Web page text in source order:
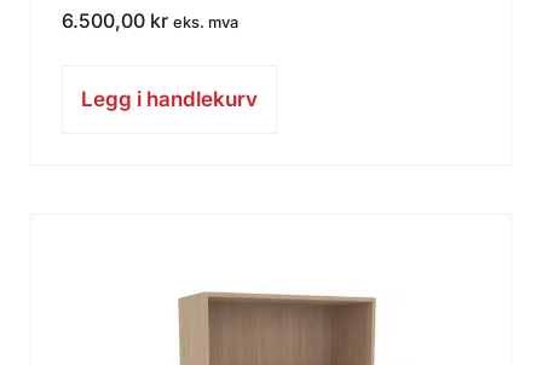
6.500,00 kr eks. mva
Legg i handlekurv